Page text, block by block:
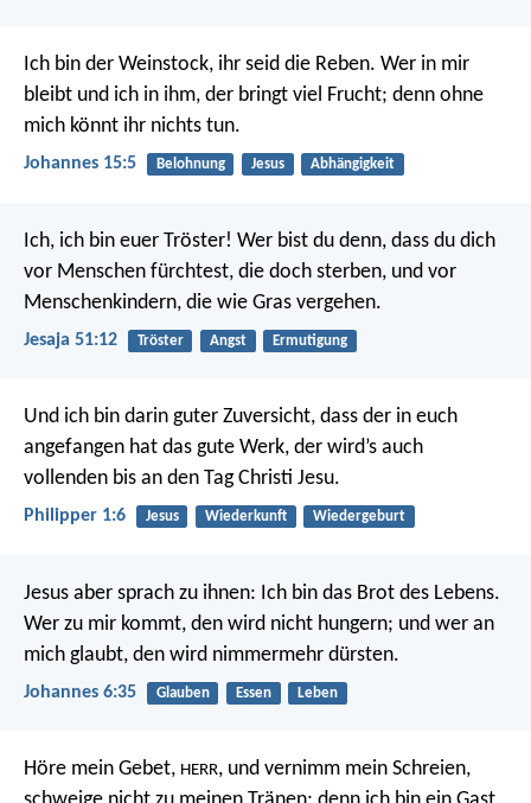
Ich bin der Weinstock, ihr seid die Reben. Wer in mir
bleibt und ich in ihm, der bringt viel Frucht; denn ohne
mich könnt ihr nichts tun.
Johannes 15:5 Belohnung Jesus Abhängigkeit
Ich, ich bin euer Tröster! Wer bist du denn, dass du dich
vor Menschen fürchtest, die doch sterben, und vor
Menschenkindern, die wie Gras vergehen.
Jesaja 51:12 Tröster Angst Ermutigung
Und ich bin darin guter Zuversicht, dass der in euch
angefangen hat das gute Werk, der wird’s auch
vollenden bis an den Tag Christi Jesu.
Philipper 1:6 Jesus Wiederkunft Wiedergeburt
Jesus aber sprach zu ihnen: Ich bin das Brot des Lebens.
Wer zu mir kommt, den wird nicht hungern; und wer an
mich glaubt, den wird nimmermehr dürsten.
Johannes 6:35 Glauben Essen Leben
Höre mein Gebet, HERR, und vernimm mein Schreien,